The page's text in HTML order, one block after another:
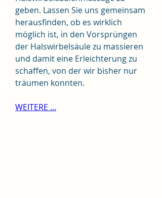
geben. Lassen Sie uns gemeinsam
herausfinden, ob es wirklich
möglich ist, in den Vorsprüngen
der Halswirbelsäule zu massieren
und damit eine Erleichterung zu
schaffen, von der wir bisher nur
träumen konnten.
WEITERE ...